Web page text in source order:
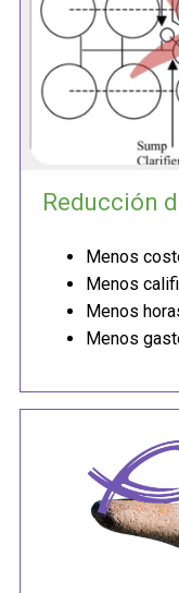
Reducción
Menos
Menos
Menos
Menos